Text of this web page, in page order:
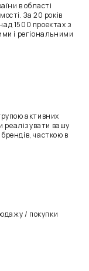
в області
За 20 років
1500 проектах з
і регіональними
активних
реалізувати вашу
часткою в
/ покупки